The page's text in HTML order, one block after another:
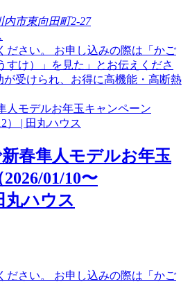
市東向田町2-27
ださい。 お申し込みの際は「かご
すけ）」を見た」とお伝えくださ
が受けられ、お得に高機能・高断熱
春隼人モデルお年玉
01/10〜
丸ハウス
ださい。 お申し込みの際は「かご